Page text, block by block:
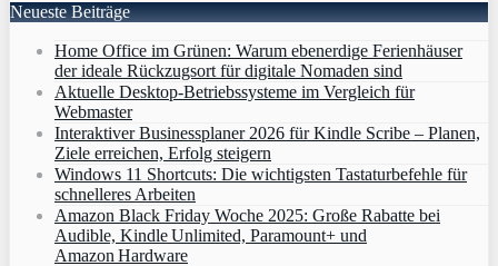
Neueste Beiträge
Home Office im Grünen: Warum ebenerdige Ferienhäuser
der ideale Rückzugsort für digitale Nomaden sind
Aktuelle Desktop-Betriebssysteme im Vergleich für
Webmaster
Interaktiver Businessplaner 2026 für Kindle Scribe – Planen,
Ziele erreichen, Erfolg steigern
Windows 11 Shortcuts: Die wichtigsten Tastaturbefehle für
schnelleres Arbeiten
Amazon Black Friday Woche 2025: Große Rabatte bei
Audible, Kindle Unlimited, Paramount+ und
Amazon Hardware